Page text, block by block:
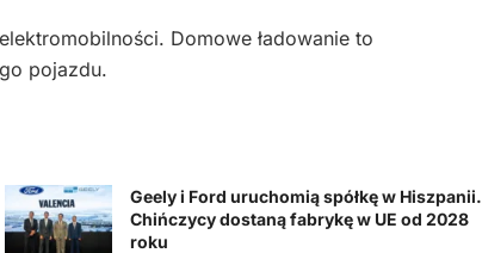
Domowe ładowanie to
pojazdu.
Geely i Ford uruchomią spółkę w Hiszpanii.
Chińczycy dostaną fabrykę w UE od 2028
roku